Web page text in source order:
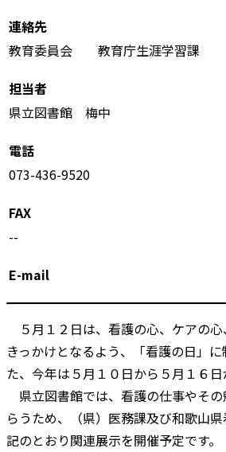
連絡先
教育委員会 教育庁生涯学習課
担当者
県立図書館 梅中
電話
073-436-9520
FAX
--
E-mail
５月１２日は、看護の心、ケアの
きっかけとなるよう、「看護の日」
た、今年は５月１０日から５月１６日
県立図書館では、看護の仕事やその
らうため、（県）医務課及び和歌山
記のとおり関連展示を開催予定です。